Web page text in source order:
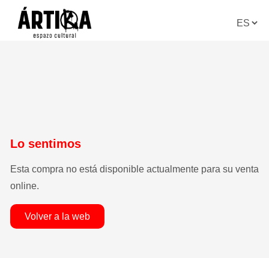
lo sentimos
esta compra no está disponible actualmente para su venta
online.
volver a la web